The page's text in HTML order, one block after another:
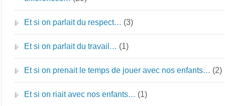
Et si on parlait du respect… (3)
Et si on parlait du travail… (1)
Et si on prenait le temps de jouer avec nos enfants… (2)
Et si on riait avec nos enfants… (1)